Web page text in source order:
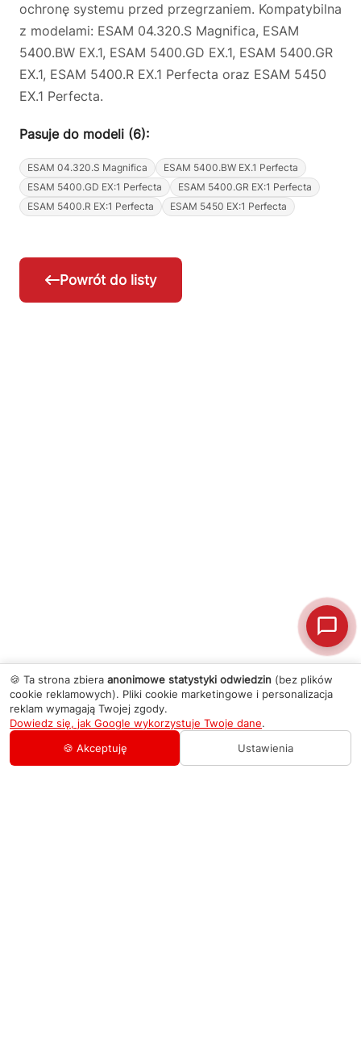
ochronę systemu przed przegrzaniem. Kompatybilna
z modelami: ESAM 04.320.S Magnifica, ESAM
5400.BW EX.1, ESAM 5400.GD EX.1, ESAM 5400.GR
EX.1, ESAM 5400.R EX.1 Perfecta oraz ESAM 5450
EX.1 Perfecta.
Pasuje do modeli (6):
ESAM 04.320.S Magnifica
ESAM 5400.BW EX.1 Perfecta
ESAM 5400.GD EX:1 Perfecta
ESAM 5400.GR EX:1 Perfecta
ESAM 5400.R EX:1 Perfecta
ESAM 5450 EX:1 Perfecta
Powrót do listy
🍪 Ta strona zbiera anonimowe statystyki odwiedzin (bez plików
cookie reklamowych). Pliki cookie marketingowe i personalizacja
reklam wymagają Twojej zgody.
Dowiedz się, jak Google wykorzystuje Twoje dane.
🍪 Akceptuję
Ustawienia